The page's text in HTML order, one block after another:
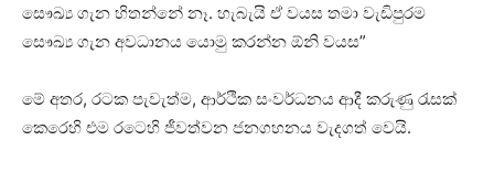
සෞඛ්‍ය ගැන හිතන්නේ නෑ. හැබැයි ඒ වයස තමා වැඩිපුරම
සෞඛ්‍ය ගැන අවධානය යොමු කරන්න ඕනි වයස”
මේ අතර, රටක පැවැත්ම, ආර්ථික සංවර්ධනය ආදී කරුණු රැසක්
කෙරෙහි එම රටෙහි ජීවත්වන ජනගහනය වැදගත් වෙයි.